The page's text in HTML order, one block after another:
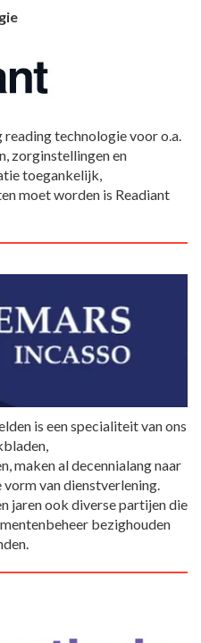
technologie voor o.a.
zorginstellingen en
toegankelijk,
moet worden is Readiant
is een specialiteit van ons
maken al decennialang naar
van dienstverlening.
jaren ook diverse partijen die
bezighouden